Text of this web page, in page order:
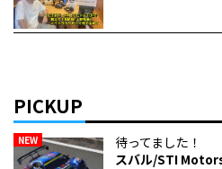
PICKUP
NEW
待ってました！
スバル/STI